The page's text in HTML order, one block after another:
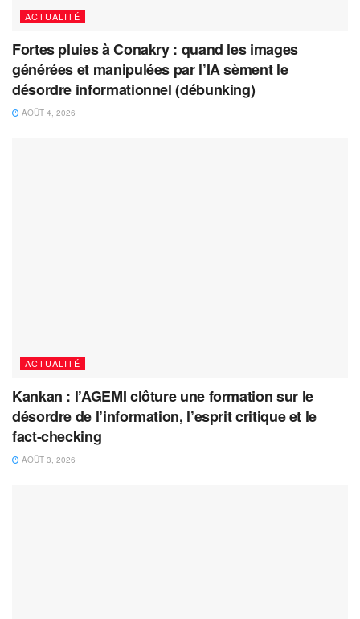
ACTUALITÉ
Fortes pluies à Conakry : quand les images
générées et manipulées par l’IA sèment le
désordre informationnel (débunking)
AOÛT 4, 2026
ACTUALITÉ
Kankan : l’AGEMI clôture une formation sur le
désordre de l’information, l’esprit critique et le
fact-checking
AOÛT 3, 2026